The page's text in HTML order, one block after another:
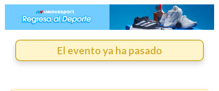
El evento ya ha pasado